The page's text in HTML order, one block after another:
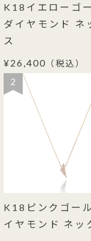
K18イエローゴ
ダイヤモンド ネ
ス
¥26,400 （税込）
2
K18ピンクゴー
イヤモンド ネッ